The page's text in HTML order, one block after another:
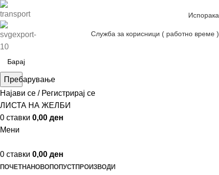
Испорака
Служба за корисници ( работно време )
Пребарување
Најави се / Регистрирај се
ЛИСТА НА ЖЕЛБИ
0 ставки 0,00 ден
Мени
0 ставки 0,00 ден
ПОЧЕТНАНОВОПОПУСТПРОИЗВОДИ